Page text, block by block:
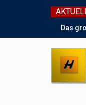
Das
toller
Wir
Das